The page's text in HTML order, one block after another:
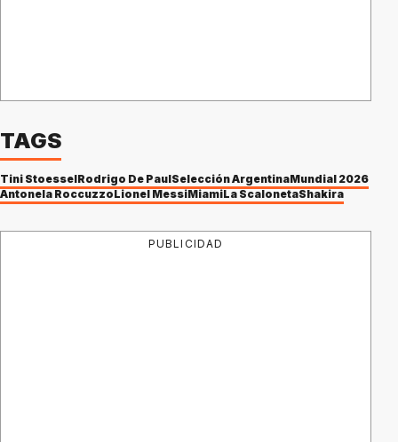
TAGS
Tini StoesselRodrigo De PaulSelección ArgentinaMundial 2026
Antonela RoccuzzoLionel MessiMiamiLa ScalonetaShakira
PUBLICIDAD